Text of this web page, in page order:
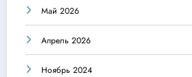
Май 2026
Апрель 2026
Ноябрь 2024